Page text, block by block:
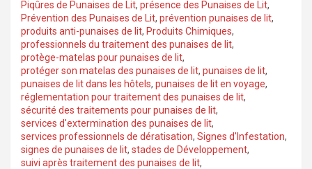
Piqûres de Punaises de Lit, présence des Punaises de Lit,
Prévention des Punaises de Lit, prévention punaises de lit,
produits anti-punaises de lit, Produits Chimiques,
professionnels du traitement des punaises de lit,
protège-matelas pour punaises de lit,
protéger son matelas des punaises de lit, punaises de lit,
punaises de lit dans les hôtels, punaises de lit en voyage,
réglementation pour traitement des punaises de lit,
sécurité des traitements pour punaises de lit,
services d'extermination des punaises de lit,
services professionnels de dératisation, Signes d'Infestation,
signes de punaises de lit, stades de Développement,
suivi après traitement des punaises de lit,